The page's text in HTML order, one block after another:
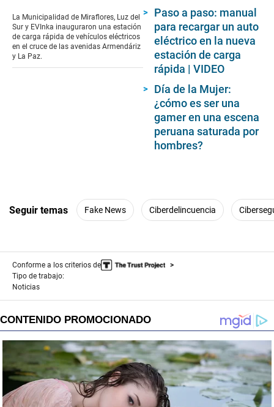
of
3
minutes,
26
seconds
La Municipalidad de Miraflores, Luz del
Sur y EVInka inauguraron una estación
de carga rápida de vehículos eléctricos
en el cruce de las avenidas Armendáriz
y La Paz.
Paso a paso: manual
para recargar un auto
eléctrico en la nueva
estación de carga
rápida | VIDEO
Día de la Mujer:
¿cómo es ser una
gamer en una escena
peruana saturada por
hombres?
Seguir temas Fake News Ciberdelincuencia
Conforme a los criterios de
Tipo de trabajo:
Noticias